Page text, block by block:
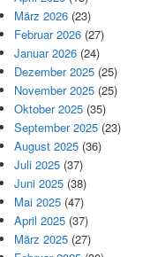
März 2026 (23)
Februar 2026 (27)
Januar 2026 (24)
Dezember 2025 (25)
November 2025 (25)
Oktober 2025 (35)
September 2025 (23)
August 2025 (36)
Juli 2025 (37)
Juni 2025 (38)
Mai 2025 (47)
April 2025 (37)
März 2025 (27)